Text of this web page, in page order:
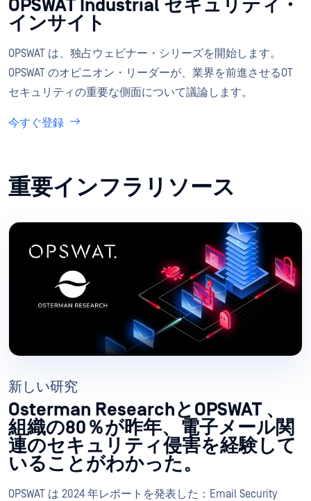
OPSWAT Industrial セキュリティ・
インサイト
OPSWAT は、独占ウェビナー・シリーズを開始します。
OPSWAT のオピニオン・リーダーが、業界を前進させるOT
セキュリティの重要な側面について議論します。
今すぐ登録
重要インフラリソース
新しい研究
Osterman ResearchとOPSWAT 、
組織の80％が昨年、電子メール関
連のセキュリティ侵害を経験して
いることがわかった。
OPSWAT は 2024 年レポートを発表した：Email Security